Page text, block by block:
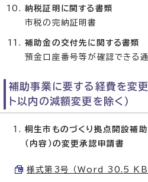
納税証明に関する書類
市税の完納証明書
補助金の交付先に関する書類
預金口座番号等が確認できる
補助事業に要する経費を変
ト以内の減額変更を除く）
桐生市ものづくり拠点開設補
（内容）の変更承認申請書
様式第3号 （Word 30.5 KB